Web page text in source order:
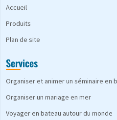
Accueil
Produits
Plan de site
Services
Organiser et animer un séminaire en
Organiser un mariage en mer
Voyager en bateau autour du monde